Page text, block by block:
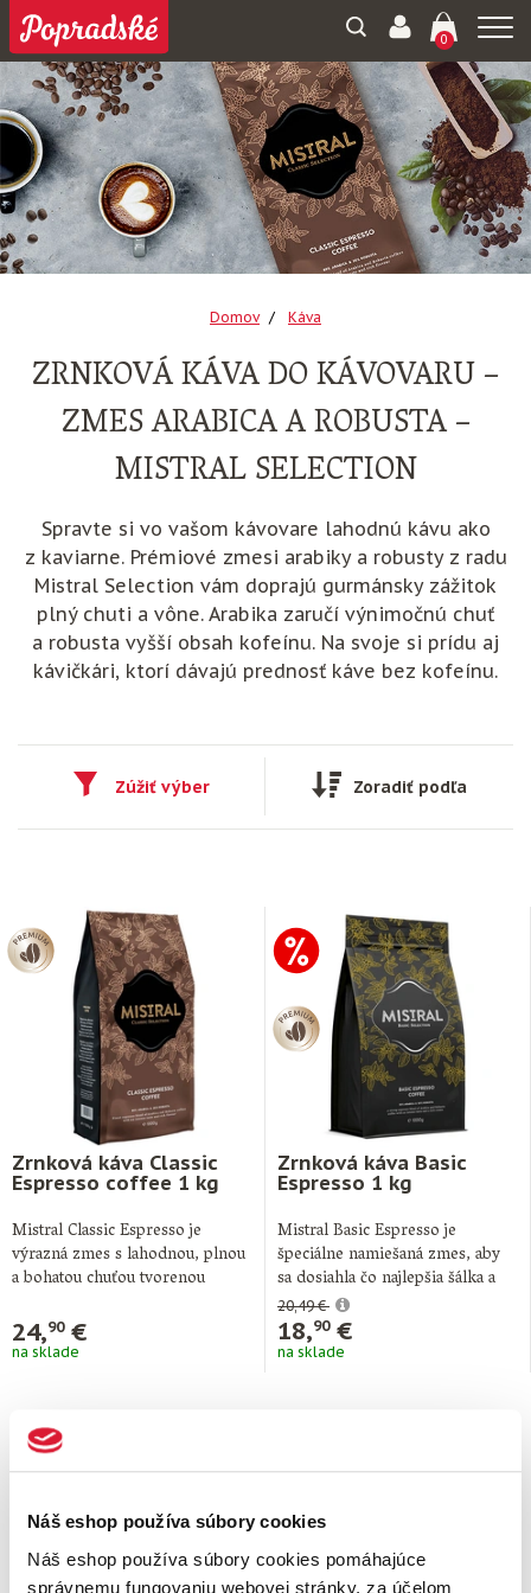
Náš eshop používa súbory cookies
Náš eshop používa súbory cookies pomáhajúce
správnemu fungovaniu webovej stránky, za účelom
0
Domov Káva
ZRNKOVÁ KÁVA DO KÁVOVARU –
ZMES ARABICA A ROBUSTA –
MISTRAL SELECTION
Spravte si vo vašom kávovare lahodnú kávu ako
z kaviarne. Prémiové zmesi arabiky a robusty z radu
Mistral Selection vám doprajú gurmánsky zážitok
plný chuti a vône. Arabika zaručí výnimočnú chuť
a robusta vyšší obsah kofeínu. Na svoje si prídu aj
kávičkári, ktorí dávajú prednosť káve bez kofeínu.
Zúžiť výber Zoradiť podľa
Zrnková káva Classic
Espresso coffee 1 kg
Mistral Classic Espresso je
výrazná zmes s lahodnou, plnou
a bohatou chuťou tvorenou
24,90€
na sklade
Zrnková káva Basic
Espresso 1 kg
Mistral Basic Espresso je
špeciálne namiešaná zmes, aby
sa dosiahla čo najlepšia šálka a
výnimočná …
20,49 €
18,90€
na sklade